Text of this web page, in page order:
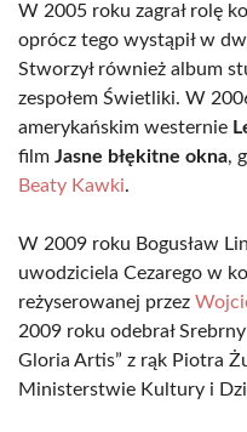
W 2005 roku zagrał rolę
oprócz tego wystąpił w
Stworzył również album
zespołem Świetliki. W
amerykańskim westernie
film Jasne błękitne okna,
Beaty Kawki.
W 2009 roku Bogusław
uwodziciela Cezarego w
reżyserowanej przez
2009 roku odebrał
Gloria Artis” z rąk Piotra
Ministerstwie Kultury i